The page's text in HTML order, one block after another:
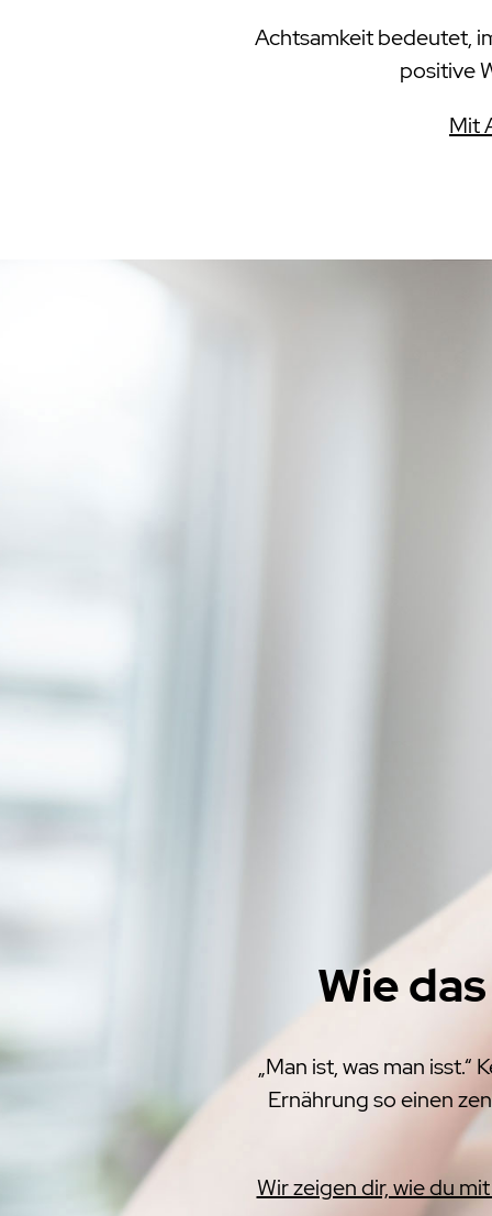
Achtsamkeit bedeutet,
positive
Mit
Wie
„Man ist, was man
Ernährung so einen
Wir zeigen dir, wie du